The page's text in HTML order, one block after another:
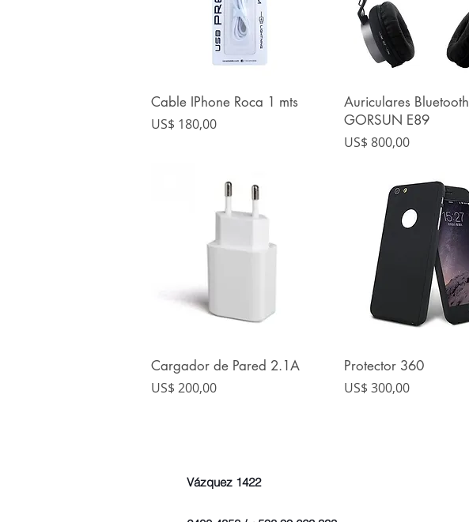
Vista rápida
Cable IPhone Roca 1 mts
Precio
US$ 180,00
Vista rápida
Auriculares Bluetooth
GORSUN E89
Precio
US$ 800,00
Vista rápida
Cargador de Pared 2.1A
Precio
US$ 200,00
Vista rápida
Protector 360
Precio
US$ 300,00
Vázquez 1422